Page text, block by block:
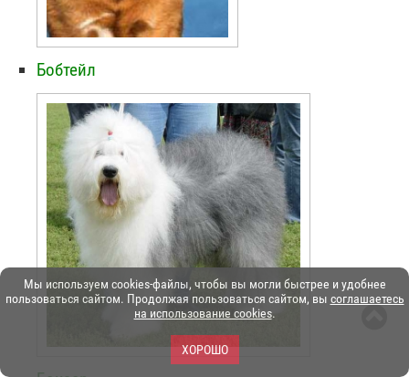
Мы используем cookies-файлы, чтобы вы могли быстрее и удобнее
пользоваться сайтом. Продолжая пользоваться сайтом, вы соглашаетесь
на использование cookies.
ХОРОШО
Бобтейл